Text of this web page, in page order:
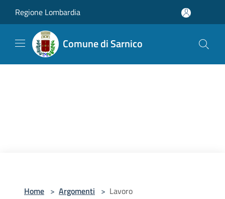
Regione Lombardia
Comune di Sarnico
Home > Argomenti > Lavoro